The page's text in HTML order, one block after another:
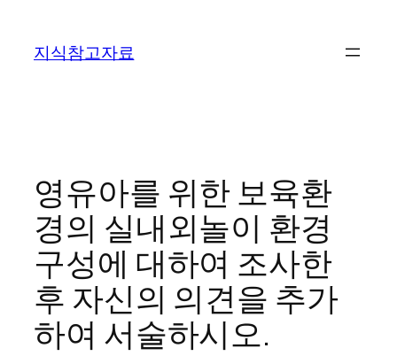
지식참고자료
영유아를 위한 보육환
경의 실내외놀이 환경
구성에 대하여 조사한
후 자신의 의견을 추가
하여 서술하시오.